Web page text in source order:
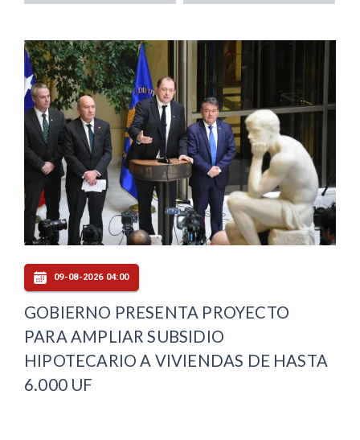
09-08-2026 04:00
GOBIERNO PRESENTA PROYECTO
PARA AMPLIAR SUBSIDIO
HIPOTECARIO A VIVIENDAS DE HASTA
6.000 UF